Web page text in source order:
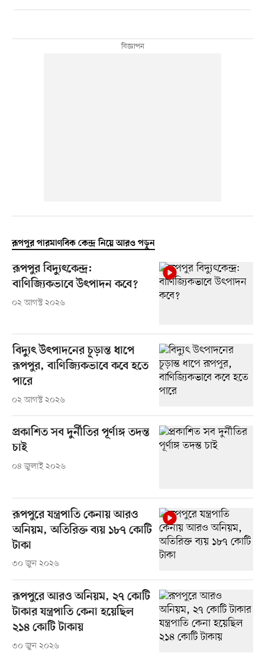
রূপপুর পারমাণবিক কেন্দ্র নিয়ে আরও পড়ুন
রূপপুর বিদ্যুৎকেন্দ্র:
বাণিজ্যিকভাবে উৎপাদন কবে?
০২ আগস্ট ২০২৬
বিদ্যুৎ উৎপাদনের চূড়ান্ত ধাপে
রূপপুর, বাণিজ্যিকভাবে কবে হতে
পারে
০২ আগস্ট ২০২৬
প্রকাশিত সব দুর্নীতির পূর্ণাঙ্গ তদন্ত
চাই
০৪ জুলাই ২০২৬
রূপপুরে যন্ত্রপাতি কেনায় আরও
অনিয়ম, অতিরিক্ত ব্যয় ১৮৭ কোটি
টাকা
৩০ জুন ২০২৬
রূপপুরে আরও অনিয়ম, ২৭ কোটি
টাকার যন্ত্রপাতি কেনা হয়েছিল
২১৪ কোটি টাকায়
৩০ জুন ২০২৬